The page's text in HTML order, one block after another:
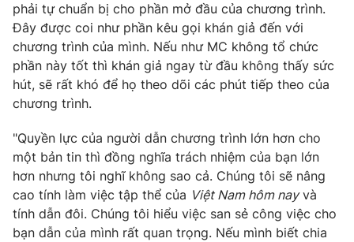
phải tự chuẩn bị cho phần mở đầu của chương trình.
Đây được coi như phần kêu gọi khán giả đến với
chương trình của mình. Nếu như MC không tổ chức
phần này tốt thì khán giả ngay từ đầu không thấy sức
hút, sẽ rất khó để họ theo dõi các phút tiếp theo của
chương trình.
"Quyền lực của người dẫn chương trình lớn hơn cho
một bản tin thì đồng nghĩa trách nhiệm của bạn lớn
hơn nhưng tôi nghĩ không sao cả. Chúng tôi sẽ nâng
cao tính làm việc tập thể của Việt Nam hôm nayvà
tính dẫn đôi. Chúng tôi hiểu việc san sẻ công việc cho
bạn dẫn của mình rất quan trọng. Nếu mình biết chia